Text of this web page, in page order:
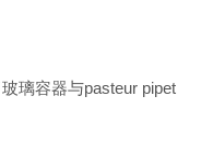
璃容器与pasteur pipet